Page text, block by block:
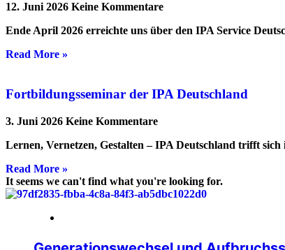
12. Juni 2026 Keine Kommentare
Ende April 2026 erreichte uns über den IPA Service
Read More »
Fortbildungsseminar der IPA Deutschland
3. Juni 2026 Keine Kommentare
Lernen, Vernetzen, Gestalten – IPA Deutschland trifft
Read More »
It seems we can't find what you're looking for.